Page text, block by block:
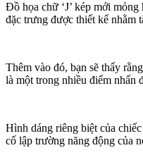
Đồ họa chữ ‘J’ kép mới
đặc trưng được thiết kế nhằm
Thêm vào đó, bạn sẽ thấy
là một trong nhiều điểm nhấn
Hình dáng riêng biệt của
cố lập trường năng động của